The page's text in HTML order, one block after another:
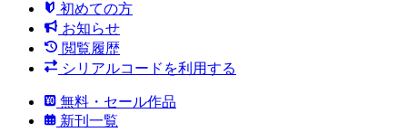
初めての方
お知らせ
閲覧履歴
シリアルコードを利用する
無料・セール作品
新刊一覧